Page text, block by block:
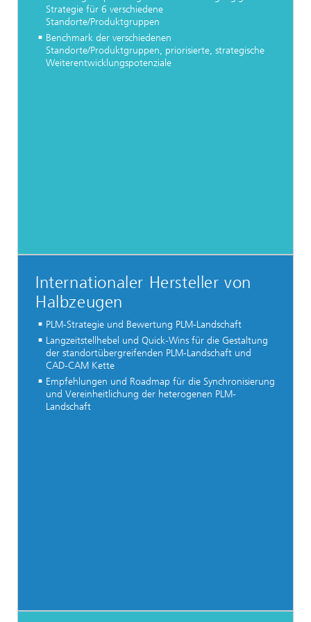
Strategie für 6 verschiedene
Standorte/Produktgruppen
Benchmark der verschiedenen
Standorte/Produktgruppen, priorisierte, strategische
Weiterentwicklungspotenziale
Internationaler Hersteller von
Halbzeugen
PLM-Strategie und Bewertung PLM-Landschaft
Langzeitstellhebel und Quick-Wins für die Gestaltung
der standortübergreifenden PLM-Landschaft und
CAD-CAM Kette
Empfehlungen und Roadmap für die Synchronisierung
und Vereinheitlichung der heterogenen PLM-
Landschaft